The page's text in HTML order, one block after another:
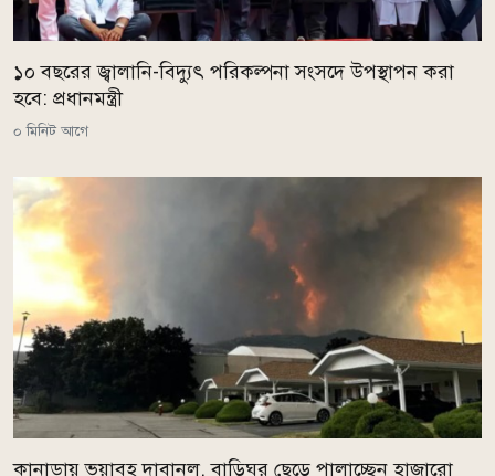
১০ বছরের জ্বালানি-বিদ্যুৎ পরিকল্পনা সংসদে উপস্থাপন করা
হবে: প্রধানমন্ত্রী
০ মিনিট আগে
কানাডায় ভয়াবহ দাবানল, বাড়িঘর ছেড়ে পালাচ্ছেন হাজারো